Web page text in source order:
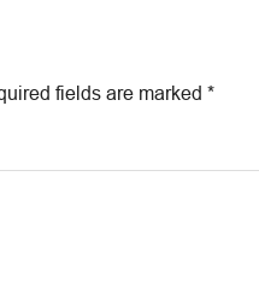
fields are marked *